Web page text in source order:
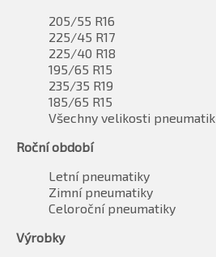
205/55 R16
225/45 R17
225/40 R18
195/65 R15
235/35 R19
185/65 R15
Všechny velikosti pneumatik
Roční období
Letní pneumatiky
Zimní pneumatiky
Celoroční pneumatiky
Výrobky